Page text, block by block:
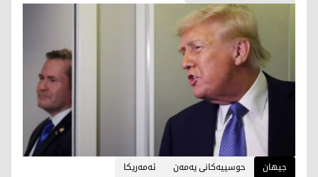
جیهان حوسییەکانی یەمەن ئەمەریکا